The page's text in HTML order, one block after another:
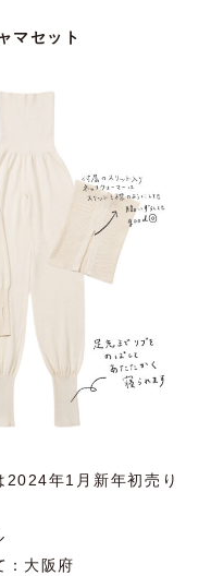
マセット
年1月新年初売り
：大阪府